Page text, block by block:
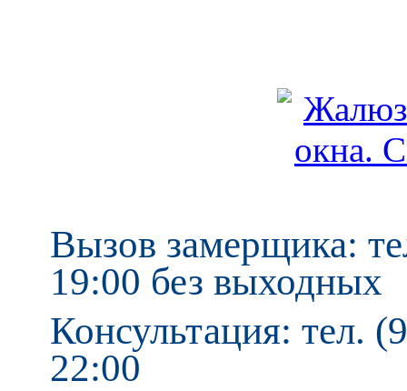
Вызов замерщика:
19:00 без выходных
Консультация: тел.
22:00